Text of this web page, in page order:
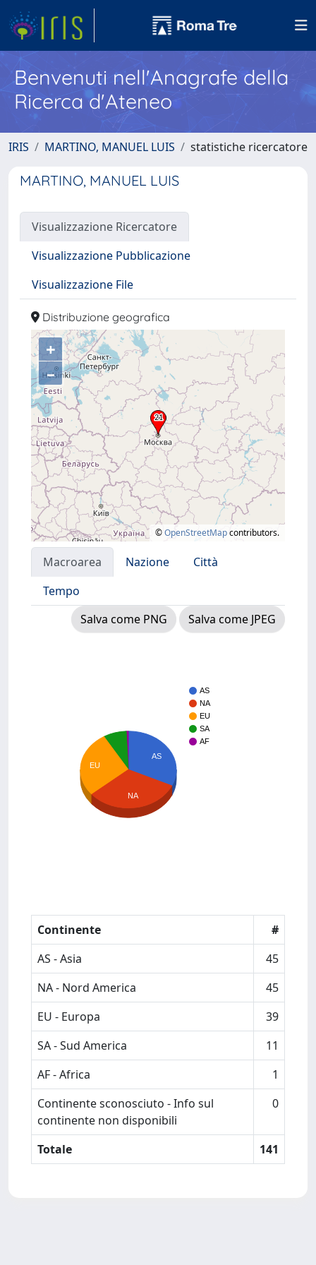
Benvenuti nell'Anagrafe della
Ricerca d'Ateneo
IRIS MARTINO, MANUEL LUIS statistiche ricercatore
MARTINO, MANUEL LUIS
Visualizzazione Ricercatore
Visualizzazione Pubblicazione
Visualizzazione File
Distribuzione geografica
+
–
©OpenStreetMapcontributors.
Macroarea Nazione
Città
Tempo
Salva come PNG
Salva come JPEG
AS
NA
EU
SA
AF
AS
EU
NA
Continente
#
AS - Asia
45
NA - Nord America
45
EU - Europa
39
SA - Sud America
11
AF - Africa
1
Continente sconosciuto - Info sul
continente non disponibili
0
Totale 141